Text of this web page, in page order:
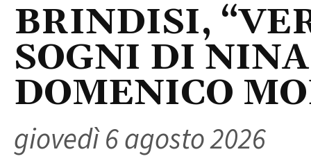
BRINDISI,
SOGNI DI
DOMENICO
giovedì 6 agosto 2026